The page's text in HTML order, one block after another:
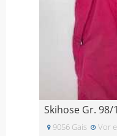
Skihose Gr. 98/
9056 Gais Vor